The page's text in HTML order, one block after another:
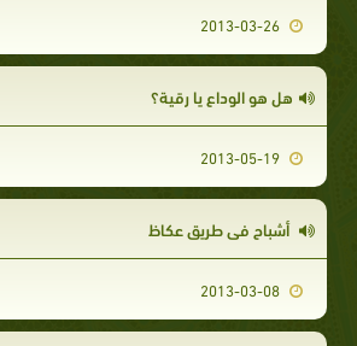
هل هو الوداع يا رقية؟
أشباح في طريق عكاظ